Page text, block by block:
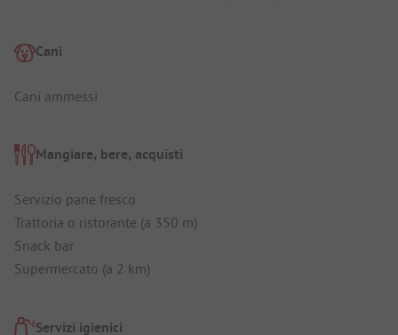
Cani
Cani ammessi
Mangiare, bere, acquisti
Servizio pane fresco
Trattoria o ristorante (a 350 m)
Snack bar
Supermercato (a 2 km)
Servizi igienici